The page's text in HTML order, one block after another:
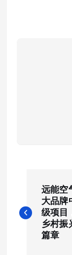
章
远能空
大品牌
级项目
乡村振
篇章